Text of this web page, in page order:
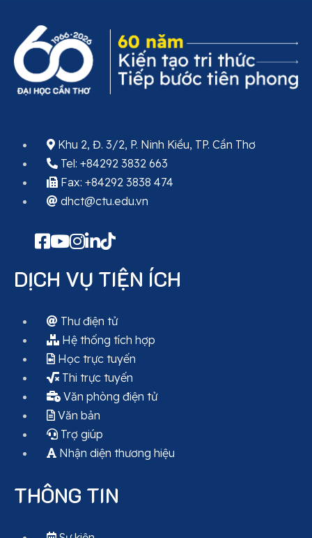
Khu 2, Đ. 3/2, P. Ninh Kiều, TP. Cần Thơ
Tel: +84292 3832 663
Fax: +84292 3838 474
dhct@ctu.edu.vn
DỊCH VỤ TIỆN ÍCH
Thư điện tử
Hệ thống tích hợp
Học trực tuyến
Thi trực tuyến
Văn phòng điện tử
Văn bản
Trợ giúp
Nhận diện thương hiệu
THÔNG TIN